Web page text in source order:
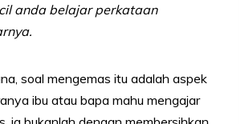
anda belajar perkataan
soal mengemas itu adalah aspek
ibu atau bapa mahu mengajar